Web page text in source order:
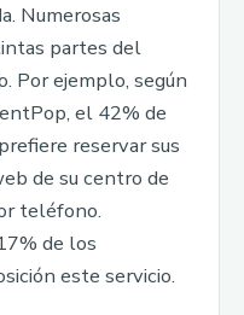
Numerosas
partes del
Por ejemplo, según
el 42% de
reservar sus
de su centro de
teléfono.
de los
este servicio.